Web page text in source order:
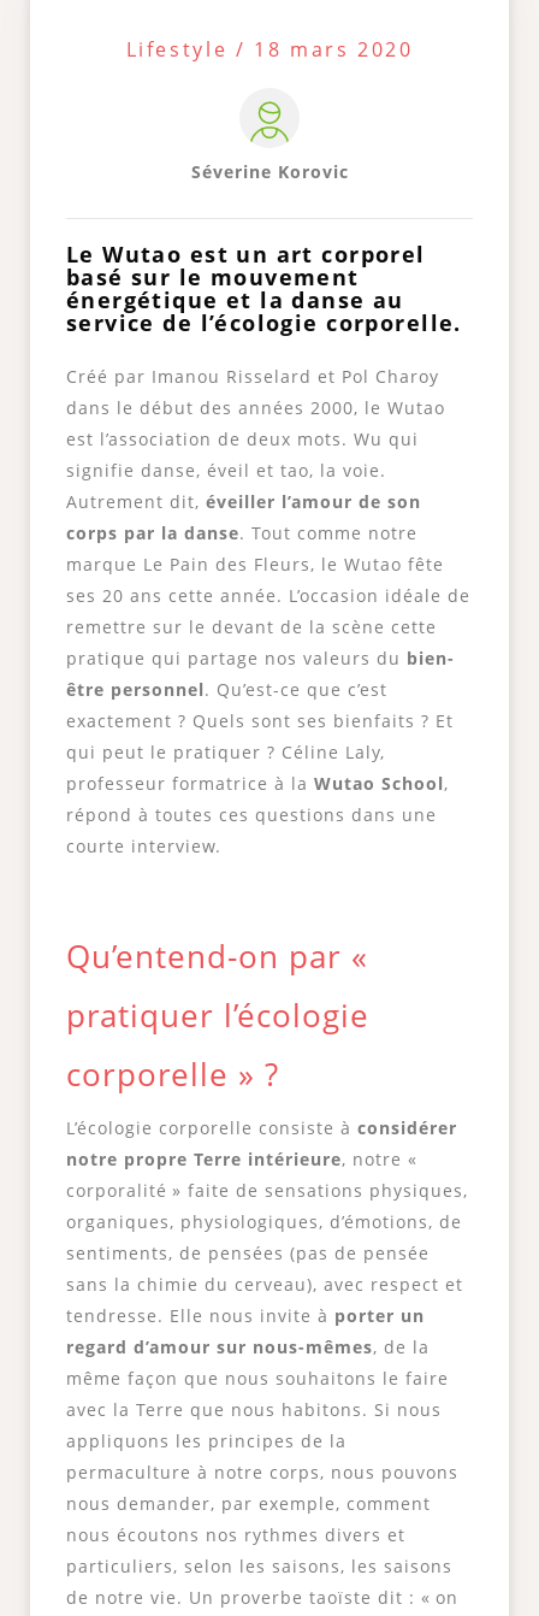
Lifestyle / 18 mars 2020
Séverine Korovic
Le Wutao est un art corporel
basé sur le mouvement
énergétique et la danse au
service de l’écologie corporelle.
Créé par Imanou Risselard et Pol Charoy
dans le début des années 2000, le Wutao
est l’association de deux mots. Wu qui
signifie danse, éveil et tao, la voie.
Autrement dit, éveiller l’amour de son
corps par la danse. Tout comme notre
marque Le Pain des Fleurs, le Wutao fête
ses 20 ans cette année. L’occasion idéale de
remettre sur le devant de la scène cette
pratique qui partage nos valeurs du bien-
être personnel. Qu’est-ce que c’est
exactement ? Quels sont ses bienfaits ? Et
qui peut le pratiquer ? Céline Laly,
professeur formatrice à la Wutao School,
répond à toutes ces questions dans une
courte interview.
Qu’entend-on par «
pratiquer l’écologie
corporelle » ?
L’écologie corporelle consiste à considérer
notre propre Terre intérieure, notre «
corporalité » faite de sensations physiques,
organiques, physiologiques, d’émotions, de
sentiments, de pensées (pas de pensée
sans la chimie du cerveau), avec respect et
tendresse. Elle nous invite à porter un
regard d’amour sur nous-mêmes, de la
même façon que nous souhaitons le faire
avec la Terre que nous habitons. Si nous
appliquons les principes de la
permaculture à notre corps, nous pouvons
nous demander, par exemple, comment
nous écoutons nos rythmes divers et
particuliers, selon les saisons, les saisons
de notre vie. Un proverbe taoïste dit : « on